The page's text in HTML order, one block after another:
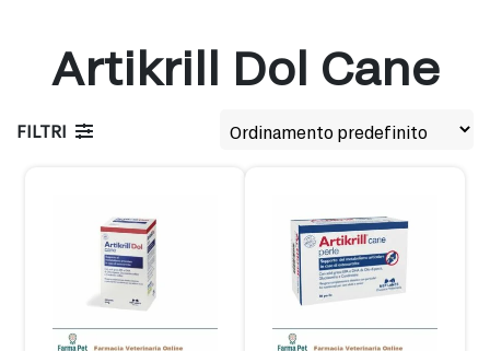
Artikrill Dol Cane
FILTRI